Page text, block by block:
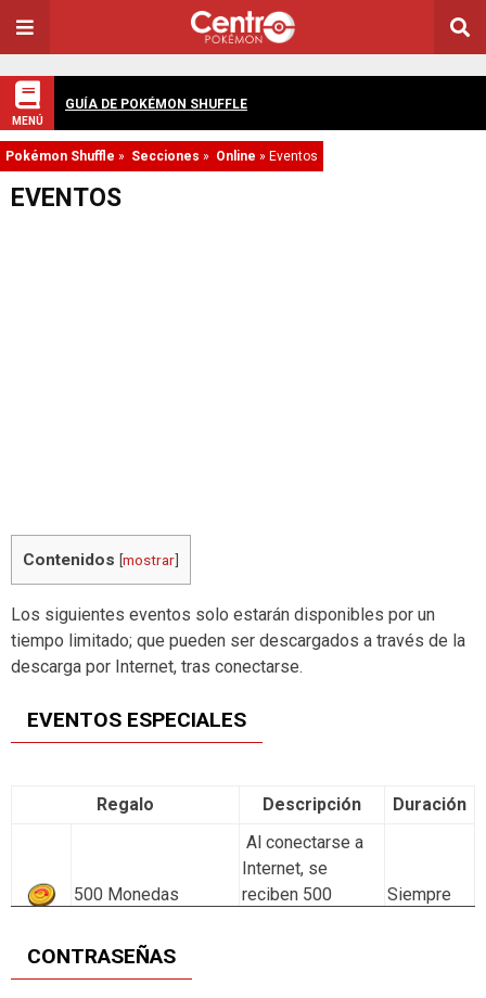
MENÚ
GUÍA DE POKÉMON SHUFFLE
Pokémon Shuffle » Secciones » Online » Eventos
EVENTOS
Contenidos [mostrar]
Los siguientes eventos solo estarán disponibles por un
tiempo limitado; que pueden ser descargados a través de la
descarga por Internet, tras conectarse.
EVENTOS ESPECIALES
Regalo Descripción Duración
500 Monedas
Al conectarse a
Internet, se
reciben 500
Siempre
CONTRASEÑAS